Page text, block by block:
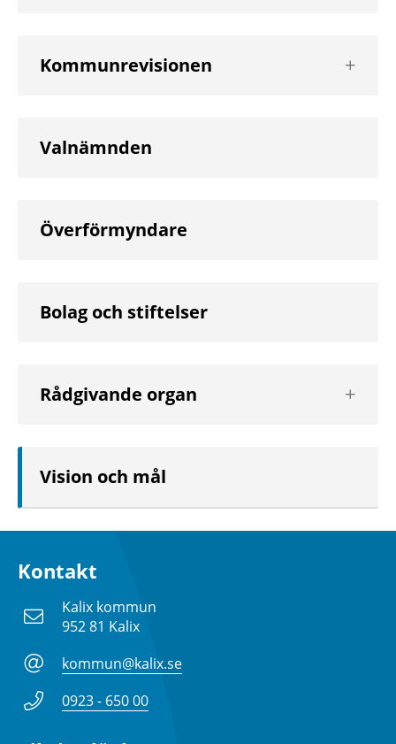
Kommunrevisionen
nästa
Valnämnden
Överförmyndare
Bolag och stiftelser
Rådgivande organ
nästa
Vision och mål
Kontakt
Kalix kommun
952 81 Kalix
kommun@kalix.se
0923 - 650 00